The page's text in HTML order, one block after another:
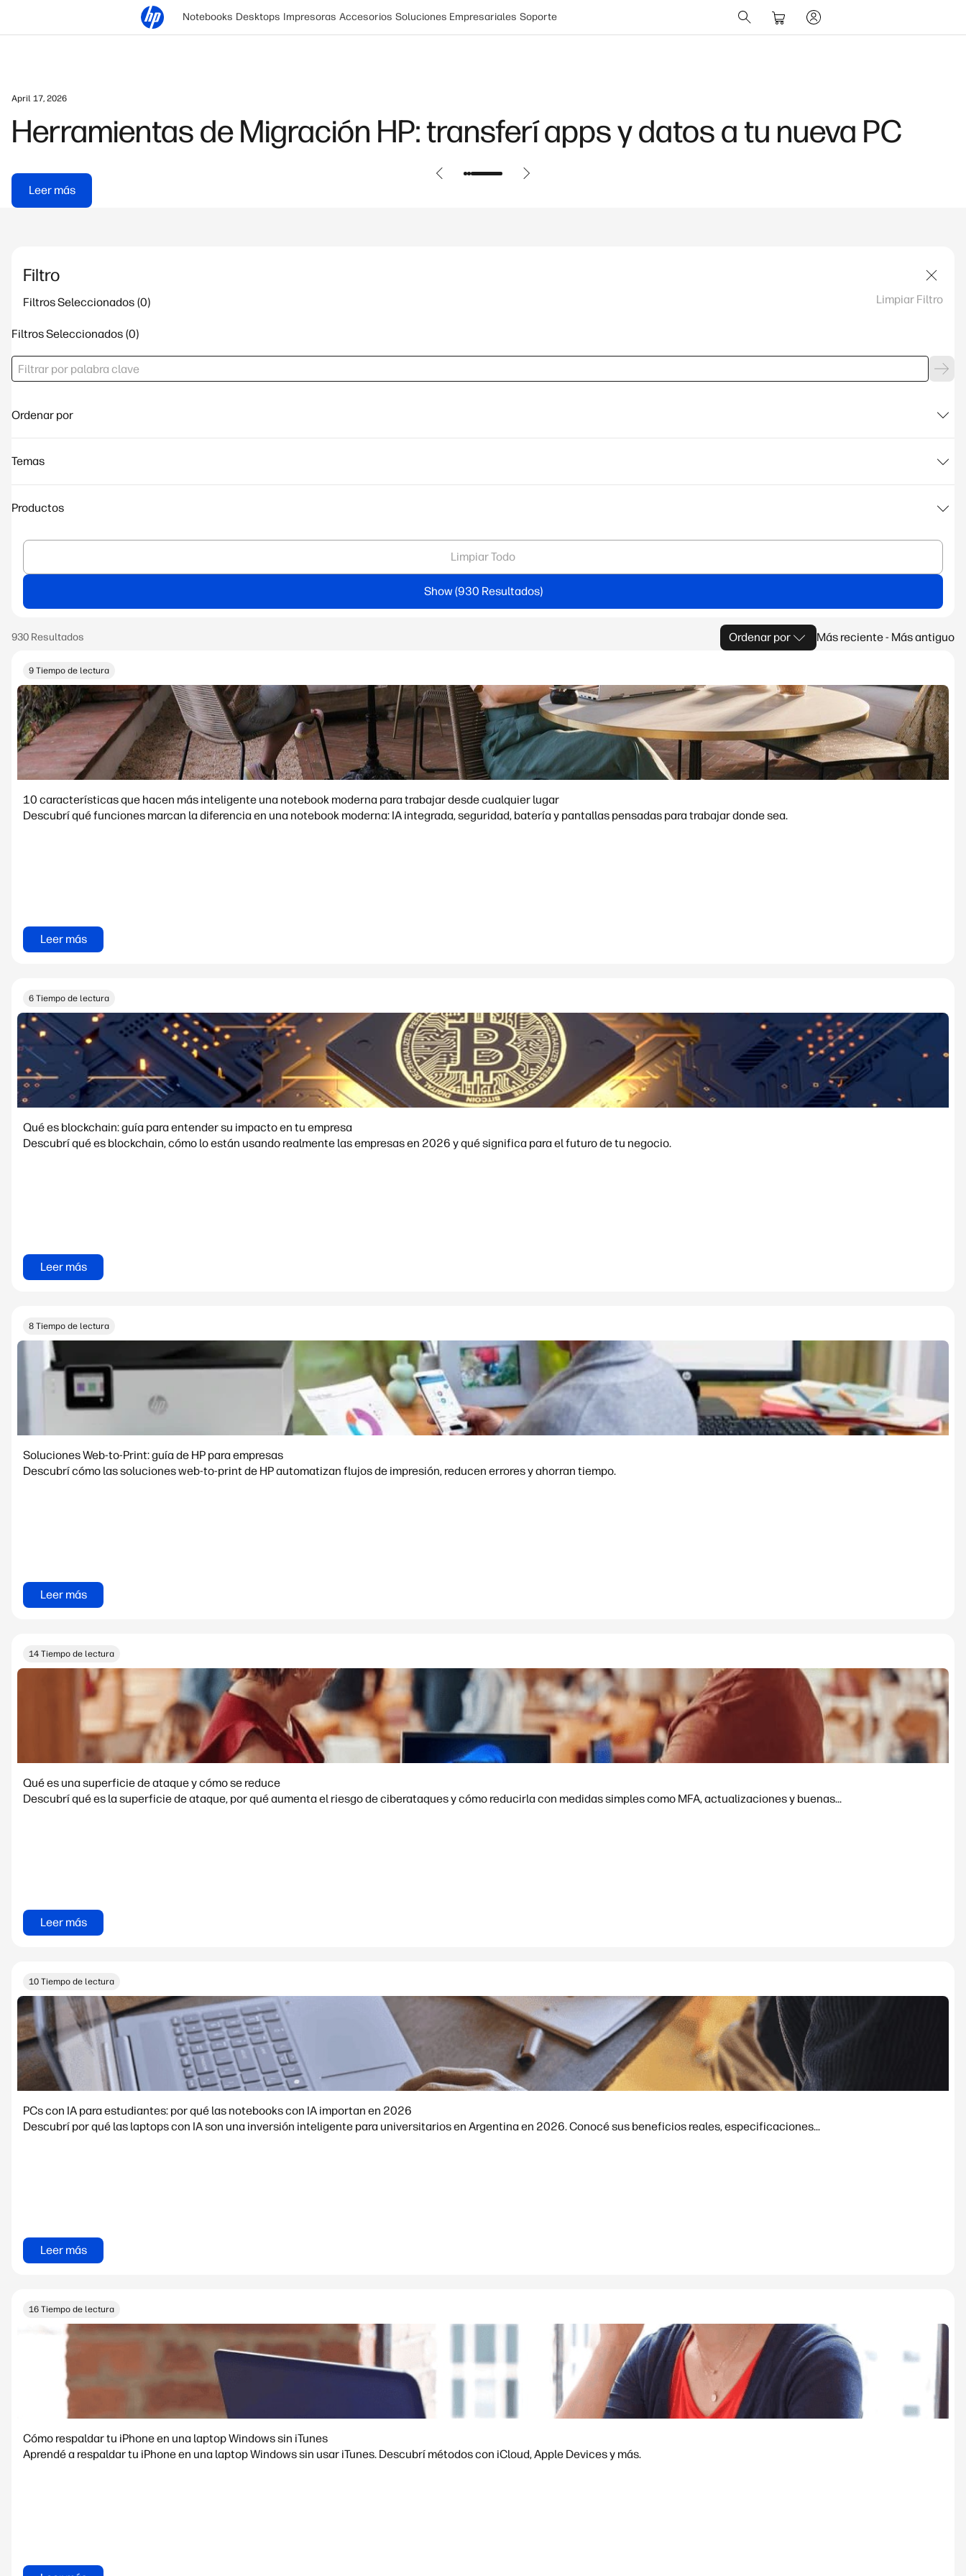
Notebooks Desktops Impresoras Accesorios Soluciones Empresariales Soporte
April 17, 2026
Herramientas de Migración HP: transferí apps y datos a tu nueva PC
Leer más
Filtro
Filtros Seleccionados Limpiar Filtro
Filtros Seleccionados
Ordenar por
Temas
Productos
Limpiar Todo
Show
Ordenar por Más reciente - Más antiguo
9 Tiempo de lectura
10 características que hacen más inteligente una notebook moderna para trabajar desde cualquier lugar
Descubrí qué funciones marcan la diferencia en una notebook moderna: IA integrada, seguridad, batería y pantallas pensadas para trabajar donde sea.
Leer más
6 Tiempo de lectura
Qué es blockchain: guía para entender su impacto en tu empresa
Descubrí qué es blockchain, cómo lo están usando realmente las empresas en 2026 y qué significa para el futuro de tu negocio.
Leer más
8 Tiempo de lectura
Soluciones Web-to-Print: guía de HP para empresas
Descubrí cómo las soluciones web-to-print de HP automatizan flujos de impresión, reducen errores y ahorran tiempo.
Leer más
14 Tiempo de lectura
Qué es una superficie de ataque y cómo se reduce
Descubrí qué es la superficie de ataque, por qué aumenta el riesgo de ciberataques y cómo reducirla con medidas simples como MFA, actualizaciones y buenas...
Leer más
10 Tiempo de lectura
PCs con IA para estudiantes: por qué las notebooks con IA importan en 2026
Descubrí por qué las laptops con IA son una inversión inteligente para universitarios en Argentina en 2026. Conocé sus beneficios reales, especificaciones...
Leer más
16 Tiempo de lectura
Cómo respaldar tu iPhone en una laptop Windows sin iTunes
Aprendé a respaldar tu iPhone en una laptop Windows sin usar iTunes. Descubrí métodos con iCloud, Apple Devices y más.